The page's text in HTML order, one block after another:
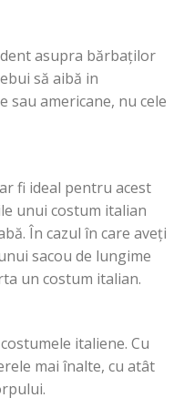
asupra bărbaților
să aibă in
sau americane, nu cele
fi ideal pentru acest
unui costum italian
În cazul în care aveți
sacou de lungime
un costum italian.
italiene. Cu
mai înalte, cu atât